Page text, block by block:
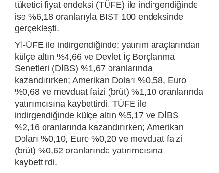
tüketici fiyat endeksi (TÜFE) ile indirgendiğinde
ise %6,18 oranlarıyla BIST 100 endeksinde
gerçekleşti.
Yİ-ÜFE ile indirgendiğinde; yatırım araçlarından
külçe altın %4,66 ve Devlet İç Borçlanma
Senetleri (DİBS) %1,67 oranlarında
kazandırırken; Amerikan Doları %0,58, Euro
%0,68 ve mevduat faizi (brüt) %1,10 oranlarında
yatırımcısına kaybettirdi. TÜFE ile
indirgendiğinde külçe altın %5,17 ve DİBS
%2,16 oranlarında kazandırırken; Amerikan
Doları %0,10, Euro %0,20 ve mevduat faizi
(brüt) %0,62 oranlarında yatırımcısına
kaybettirdi.